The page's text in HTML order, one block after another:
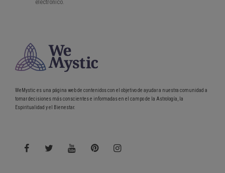
WeMystic es una página web de contenidos con el objetivo de ayudar a nuestra comunidad a
tomar decisiones más conscientes e informadas en el campo de la Astrología, la
Espiritualidad y el Bienestar.